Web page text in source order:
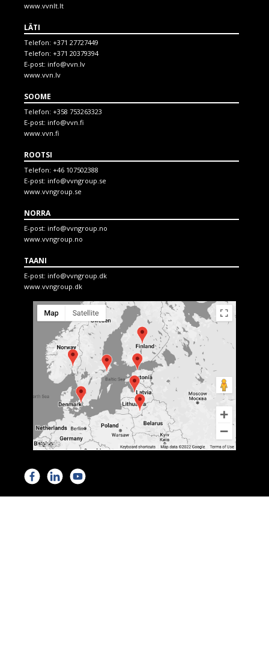
www.vvnlt.lt
LÄTI
Telefon: +371 27727449
Telefon: +371 20379394
E-post: info@vvn.lv
www.vvn.lv
SOOME
Telefon: +358 753263323
E-post: info@vvn.fi
www.vvn.fi
ROOTSI
Telefon: +46 107502388
E-post: info@vvngroup.se
www.vvngroup.se
NORRA
E-post: info@vvngroup.no
www.vvngroup.no
TAANI
E-post: info@vvngroup.dk
www.vvngroup.dk